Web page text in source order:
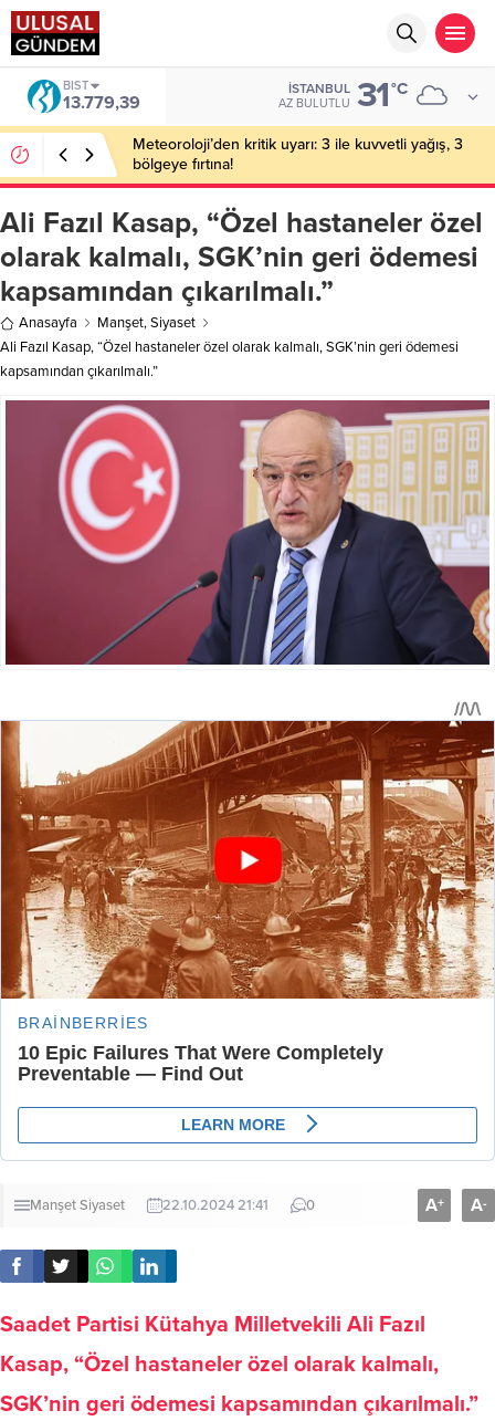
BIST
13.779,39
İSTANBUL
AZ BULUTLU 31°C
Meteoroloji’den kritik uyarı: 3 ile kuvvetli yağış, 3
bölgeye fırtına!
Ali Fazıl Kasap, “Özel hastaneler özel
olarak kalmalı, SGK’nin geri ödemesi
kapsamından çıkarılmalı.”
Anasayfa Manşet,Siyaset
Ali Fazıl Kasap, “Özel hastaneler özel olarak kalmalı, SGK’nin geri ödemesi
kapsamından çıkarılmalı.”
ManşetSiyaset 22.10.2024 21:41 0 A+ A-
Saadet Partisi Kütahya Milletvekili Ali Fazıl
Kasap, “Özel hastaneler özel olarak kalmalı,
SGK’nin geri ödemesi kapsamından çıkarılmalı.”